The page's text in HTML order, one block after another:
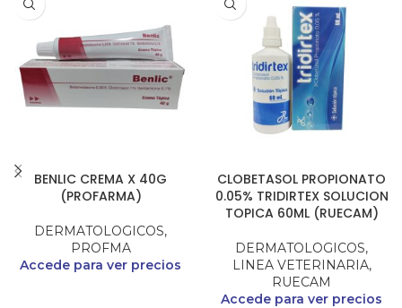
BENLIC CREMA X 40G
(PROFARMA)
DERMATOLOGICOS,
PROFMA
Accede para ver precios
CLOBETASOL PROPIONATO
0.05% TRIDIRTEX SOLUCION
TOPICA 60ML (RUECAM)
DERMATOLOGICOS,
LINEA VETERINARIA,
RUECAM
Accede para ver precios